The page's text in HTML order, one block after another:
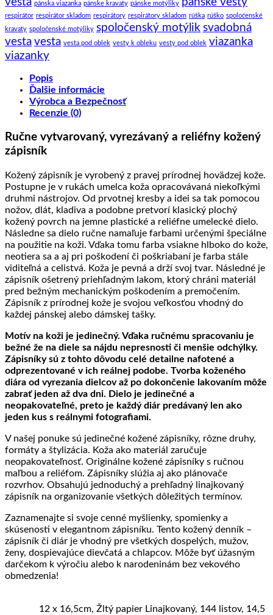
pánska viazanka pánske kravaty pánske motýliky
respirátor respirátor skladom respirátory respirátory skladom rúška rúško spoloćenské
kravaty spoločenské motýliky spoločenský motýlik svadobná
vesta vesta vesta pod oblek vesty k obleku vesty pod oblek viazanka
viazanky
Popis
Ďalšie informácie
Výrobca a Bezpečnosť
Recenzie (0)
Ručne vytvarovaný, vyrezávaný a reliéfny kožený
zápisník
Kožený zápisník je vyrobený z pravej prírodnej hovädzej kože.
Postupne je v rukách umelca koža opracovávaná niekoľkými
druhmi nástrojov. Od prvotnej kresby a idei sa tak pomocou
nožov, dlát, kladiva a podobne pretvorí klasický plochý
kožený povrch na jemne plastické a reliéfne umelecké dielo.
Následne sa dielo ručne namaľuje farbami určenými špeciálne
na použitie na koži. Vďaka tomu farba vsiakne hlboko do kože,
neotiera sa a aj pri poškodení či poškriabaní je farba stále
viditeľná a celistvá. Koža je pevná a drží svoj tvar. Následné je
zápisník ošetrený priehľadným lakom, ktorý chráni materiál
pred bežným mechanickým poškodením a premočením.
Zápisník z prírodnej kože je svojou veľkosťou vhodný do
každej pánskej alebo dámskej tašky.
Motív na koži je jedinečný. Vďaka ručnému spracovaniu je
bežné že na diele sa nájdu nepresnosti či menšie odchýlky.
Zápisníky sú z tohto dôvodu celé detailne nafotené a
odprezentované v ich reálnej podobe. Tvorba koženého
diára od vyrezania dielcov až po dokončenie lakovaním môže
zabrať jeden až dva dni. Dielo je jedinečné a
neopakovateľné, preto je každý diár predávaný len ako
jeden kus s reálnymi fotografiami.
V našej ponuke sú jedinečné kožené zápisníky, rôzne druhy,
formáty a štylizácia. Koža ako materiál zaručuje
neopakovateľnosť. Originálne kožené zápisníky s ručnou
maľbou a reliéfom. Zápisníky slúžia aj ako plánovače
rozvrhov. Obsahujú jednoduchý a prehľadný linajkovaný
zápisník na organizovanie všetkých dôležitých termínov.
Zaznamenajte si svoje cenné myšlienky, spomienky a
skúsenosti v elegantnom zápisníku. Tento kožený denník –
zápisník či diár je vhodný pre všetkých dospelých, mužov,
ženy, dospievajúce dievčatá a chlapcov. Môže byť úžasným
darčekom k výročiu alebo k narodeninám bez vekového
obmedzenia!
12 x 16,5cm, Žltý papier Linajkovaný, 144 listov, 14,5